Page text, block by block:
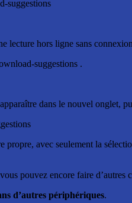
suggestions
lecture hors ligne sans
suggestions .
dans le nouvel onglet,
propre, avec seulement la
pouvez encore faire d’autres
d’autres périphériques.